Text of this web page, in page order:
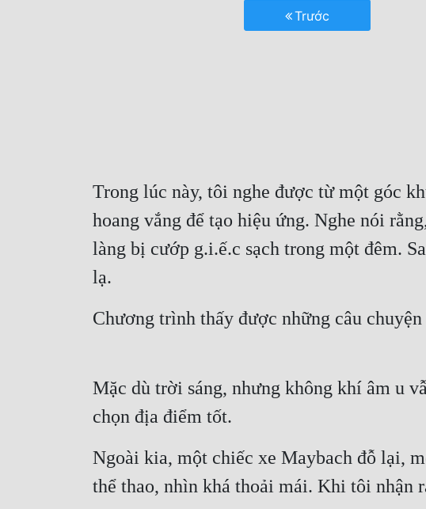
Trước
Trong lúc này, tôi nghe được từ một góc
hoang vắng để tạo hiệu ứng. Nghe nói
làng bị cướp g.i.ế.c sạch trong một đêm.
lạ.
Chương trình thấy được những câu
Mặc dù trời sáng, nhưng không khí âm u
chọn địa điểm tốt.
Ngoài kia, một chiếc xe Maybach đỗ lại,
thể thao, nhìn khá thoải mái. Khi tôi nhận